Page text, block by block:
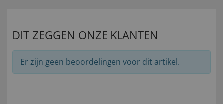
DIT ZEGGEN ONZE KLANTEN
Er zijn geen beoordelingen voor dit artikel.